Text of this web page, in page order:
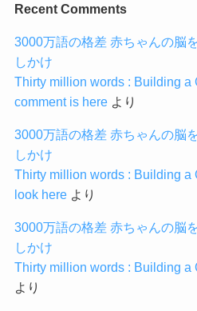
Recent Comments
3000万語の格差 赤ちゃんの脳
しかけ
Thirty million words : Building a
comment is hereより
3000万語の格差 赤ちゃんの脳
しかけ
Thirty million words : Building a
look hereより
3000万語の格差 赤ちゃんの脳
しかけ
Thirty million words : Building a
より